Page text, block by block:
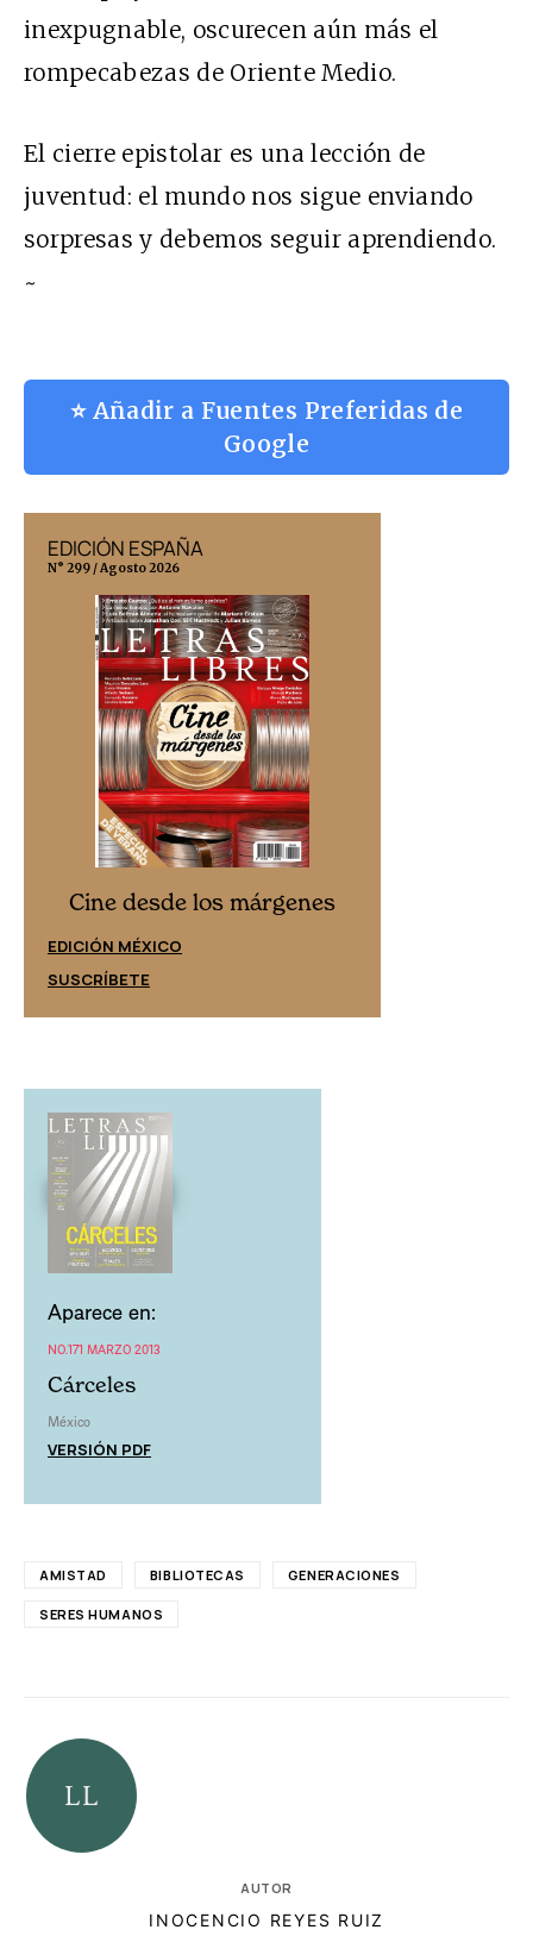
inexpugnable, oscurecen aún más el
rompecabezas de Oriente Medio.
El cierre epistolar es una lección de
juventud: el mundo nos sigue enviando
sorpresas y debemos seguir aprendiendo.
~
⭐ Añadir a Fuentes Preferidas de
Google
EDICIÓN ESPAÑA
N° 299 / Agosto 2026
Cine desde los márgenes
EDICIÓN MÉXICO
SUSCRÍBETE
Aparece en:
NO.171 MARZO 2013
Cárceles
México
VERSIÓN PDF
AMISTAD BIBLIOTECAS GENERACIONES
SERES HUMANOS
AUTOR
INOCENCIO REYES RUIZ